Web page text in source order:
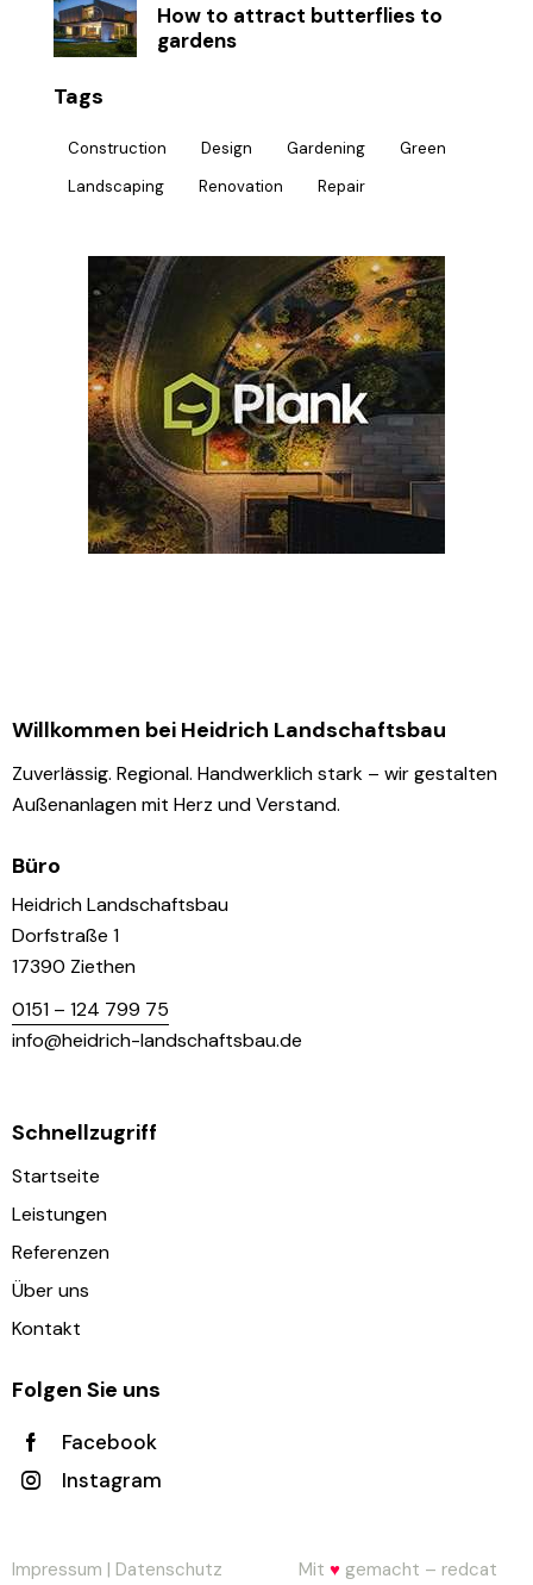
How to attract butterflies to
gardens
Tags
Construction Design Gardening
Green
Landscaping
Renovation Repair
Willkommen bei Heidrich Landschaftsbau
Zuverlässig. Regional. Handwerklich stark – wir gestalten
Außenanlagen mit Herz und Verstand.
Büro
Heidrich Landschaftsbau
Dorfstraße 1
17390 Ziethen
0151 – 124 799 75
info@heidrich-landschaftsbau.de
Schnellzugriff
Startseite
Leistungen
Referenzen
Über uns
Kontakt
Folgen Sie uns
Facebook
Instagram
Impressum | Datenschutz Mit ♥ gemacht – redcat